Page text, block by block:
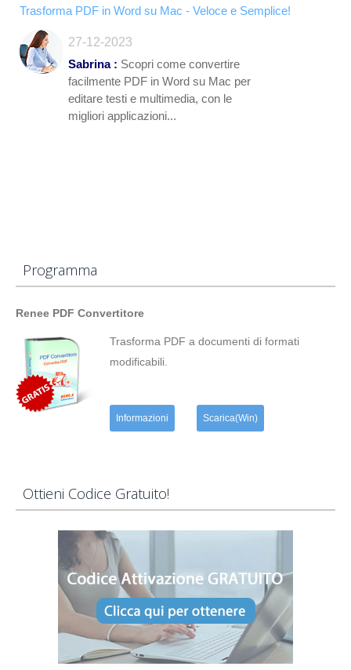
Trasforma PDF in Word su Mac - Veloce e Semplice!
27-12-2023
Sabrina : Scopri come convertire
facilmente PDF in Word su Mac per
editare testi e multimedia, con le
migliori applicazioni...
Programma
Renee PDF Convertitore
Trasforma PDF a documenti di formati
modificabili.
Informazioni Scarica(Win)
Ottieni Codice Gratuito!